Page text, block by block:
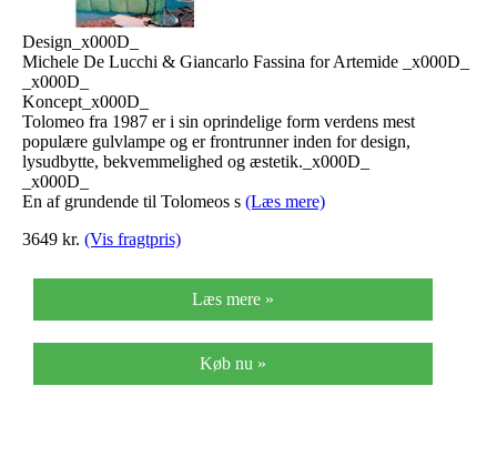
Design_x000D_
Michele De Lucchi & Giancarlo Fassina for Artemide _x000D_
_x000D_
Koncept_x000D_
Tolomeo fra 1987 er i sin oprindelige form verdens mest
populære gulvlampe og er frontrunner inden for design,
lysudbytte, bekvemmelighed og æstetik._x000D_
_x000D_
En af grundende til Tolomeos s (Læs mere)
3649 kr. (Vis fragtpris)
Læs mere »
Køb nu »